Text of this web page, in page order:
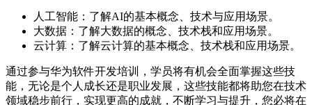
人工智能：了解AI的基本概念、技术与应用场景。
大数据：了解大数据的概念、技术栈和应用场景。
云计算：了解云计算的基本概念、技术栈和应用场景。
通过参与华为软件开发培训，学员将有机会全面掌握这些技
能，无论是个人成长还是职业发展，这些技能都将助您在技术
领域稳步前行，实现更高的成就，不断学习与提升，您必将在